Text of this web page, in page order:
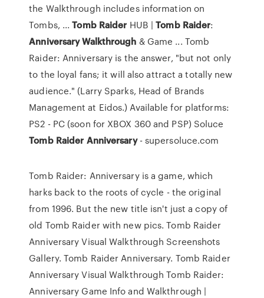
the Walkthrough includes information on
Tombs, ...Tomb Raider HUB |Tomb Raider:
AnniversaryWalkthrough & Game ... Tomb
Raider: Anniversary is the answer, "but not only
to the loyal fans; it will also attract a totally new
audience." (Larry Sparks, Head of Brands
Management at Eidos.) Available for platforms:
PS2 - PC (soon for XBOX 360 and PSP) Soluce
Tomb Raider Anniversary- supersoluce.com
Tomb Raider: Anniversary is a game, which
harks back to the roots of cycle - the original
from 1996. But the new title isn't just a copy of
old Tomb Raider with new pics. Tomb Raider
Anniversary Visual Walkthrough Screenshots
Gallery. Tomb Raider Anniversary. Tomb Raider
Anniversary Visual Walkthrough Tomb Raider:
Anniversary Game Info and Walkthrough |